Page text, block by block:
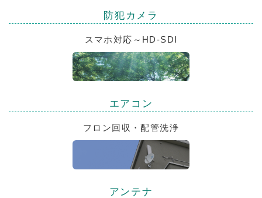
防犯カメラ
スマホ対応～HD-SDI
エアコン
フロン回収・配管洗浄
アンテナ